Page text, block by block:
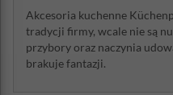
Akcesoria kuchenne
tradycji firmy, wcale nie są
przybory oraz naczynia
brakuje fantazji.